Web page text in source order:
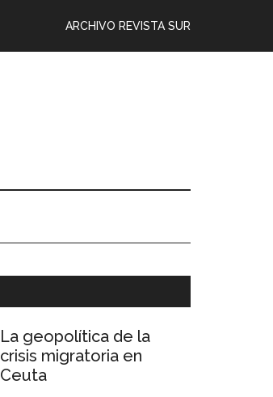
ARCHIVO REVISTA SUR
La geopolítica de la
crisis migratoria en
Ceuta